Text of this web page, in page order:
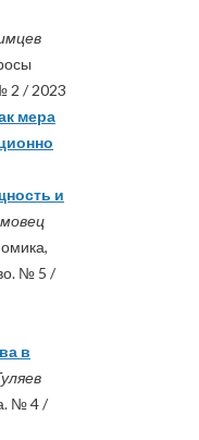
2 / 2023
мера
и
№ 5 /
в
№ 4 /